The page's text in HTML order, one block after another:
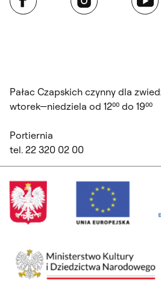
Pałac Czapskich czynny dla
wtorek—niedziela od 12⁰⁰ do 19⁰⁰
Portiernia
tel. 22 320 02 00